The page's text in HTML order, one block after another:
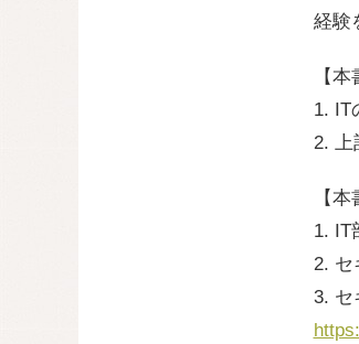
経験
【
1. IT
2. 上
【
1. IT
2. セ
3. セ